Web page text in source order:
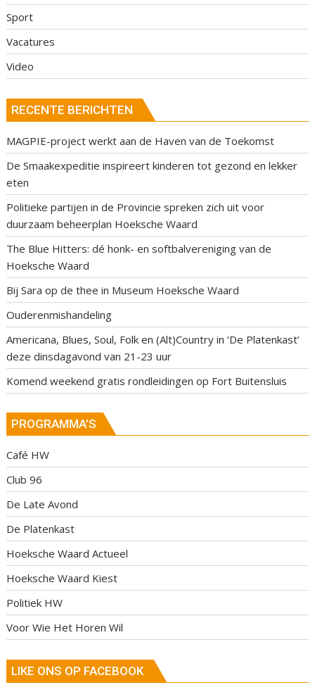
Sport
Vacatures
Video
RECENTE BERICHTEN
MAGPIE-project werkt aan de Haven van de Toekomst
De Smaakexpeditie inspireert kinderen tot gezond en lekker
eten
Politieke partijen in de Provincie spreken zich uit voor
duurzaam beheerplan Hoeksche Waard
The Blue Hitters: dé honk- en softbalvereniging van de
Hoeksche Waard
Bij Sara op de thee in Museum Hoeksche Waard
Ouderenmishandeling
Americana, Blues, Soul, Folk en (Alt)Country in ‘De Platenkast’
deze dinsdagavond van 21-23 uur
Komend weekend gratis rondleidingen op Fort Buitensluis
PROGRAMMA’S
Café HW
Club 96
De Late Avond
De Platenkast
Hoeksche Waard Actueel
Hoeksche Waard Kiest
Politiek HW
Voor Wie Het Horen Wil
LIKE ONS OP FACEBOOK